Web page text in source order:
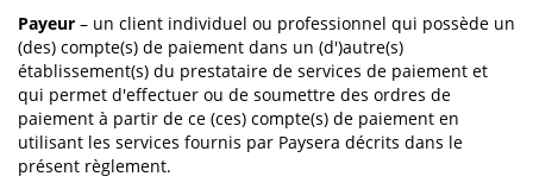
Payeur – un client individuel ou professionnel qui possède un
(des) compte(s) de paiement dans un (d')autre(s)
établissement(s) du prestataire de services de paiement et
qui permet d'effectuer ou de soumettre des ordres de
paiement à partir de ce (ces) compte(s) de paiement en
utilisant les services fournis par Paysera décrits dans le
présent règlement.